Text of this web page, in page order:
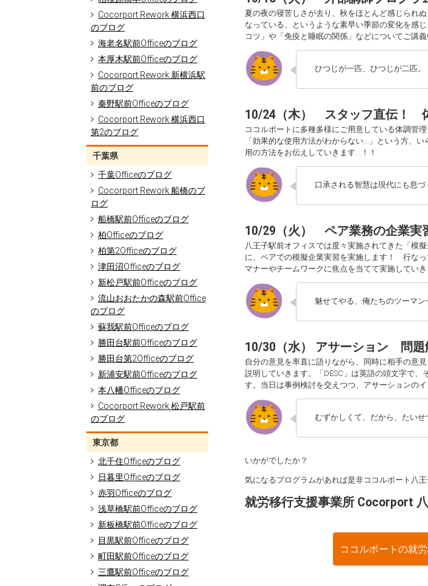
Cocorport Rework 横浜西口
のブログ
海老名駅前Officeのブログ
本厚木駅前Officeのブログ
Cocorport Rework 新横浜駅
前のブログ
秦野駅前Officeのブログ
Cocorport Rework 横浜西口
第2のブログ
千葉県
千葉Officeのブログ
Cocorport Rework 船橋のブ
ログ
船橋駅前Officeのブログ
柏Officeのブログ
柏第2Officeのブログ
津田沼Officeのブログ
新松戸駅前Officeのブログ
流山おおたかの森駅前Office
のブログ
蘇我駅前Officeのブログ
勝田台駅前Officeのブログ
勝田台第2Officeのブログ
新浦安駅前Officeのブログ
本八幡Officeのブログ
Cocorport Rework 松戸駅前
のブログ
東京都
北千住Officeのブログ
日暮里Officeのブログ
赤羽Officeのブログ
浅草橋駅前Officeのブログ
新板橋駅前Officeのブログ
目黒駅前Officeのブログ
町田駅前Officeのブログ
三鷹駅前Officeのブログ
夏の夜の寝苦しさが去り、秋をほとんど感じられ
なっている、というような素早い季節の変化を感
コツ」や「免疫と睡眠の関係」などについてご講
ひつじが一匹、ひつじが二匹。
10/24（木） スタッフ直伝！
ココルポートに多種多様にご用意している体調管
「効果的な使用方法がわからない…」という方、
用の方法をお伝えしていきます…！！
口承される智慧は現代にも息づ
10/29（火） ペア業務の企業実
八王子駅前オフィスでは度々実施されてきた「模
に、ペアでの模擬企業実習を実施します！ 行な
マナーやチームワークに焦点を当てて実施していき
魅せてやる、俺たちのツーマン
10/30（水） アサーション 問題
自分の意見を率直に語りながら、同時に相手の意
説明していきます。「DESC」は英語の頭文字で
す。当日は事例検討を交えつつ、アサーションの
むずかしくて、だから、たいせ
いかがでしたか？
気になるプログラムがあれば是非ココルポート八
就労移行支援事業所 Cocorport
ココルポートの就